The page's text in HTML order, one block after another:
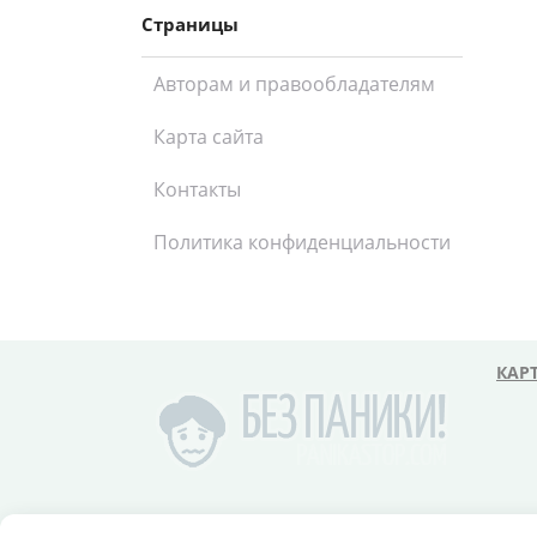
Страницы
Авторам и правообладателям
Карта сайта
Контакты
Политика конфиденциальности